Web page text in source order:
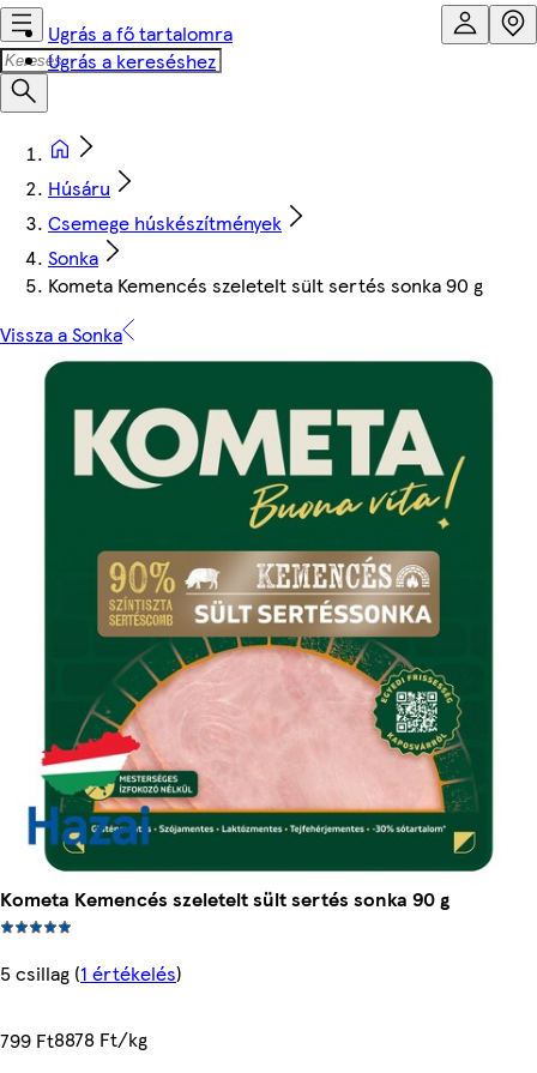
Ugrás a fő tartalomra
Ugrás a kereséshez
Húsáru
Csemege húskészítmények
Sonka
Kometa Kemencés szeletelt sült sertés sonka 90 g
Vissza a Sonka
Kometa Kemencés szeletelt sült sertés sonka 90 g
5 csillag (1 értékelés)
799 Ft8878 Ft/kg